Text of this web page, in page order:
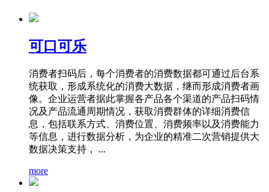
可口可乐
消费者扫码后，每个消费者的消费数据都可通过后台系
统获取，形成系统化的消费大数据，继而形成消费者画
像。企业运营者据此掌握各产品各个渠道的产品扫码情
况及产品流通周期情况，获取消费群体的详细消费信
息，包括联系方式、消费位置、消费频率以及消费能力
等信息，进行数据分析，为企业的精准二次营销提供大
数据决策支持， ...
more